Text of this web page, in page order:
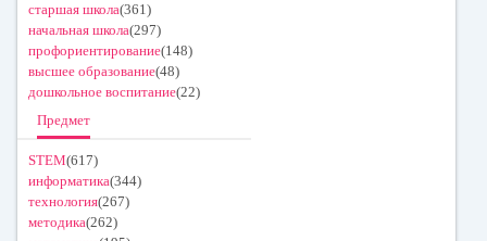
старшая школа(361)
начальная школа(297)
профориентирование(148)
высшее образование(48)
дошкольное воспитание(22)
Предмет
STEM(617)
информатика(344)
технология(267)
методика(262)